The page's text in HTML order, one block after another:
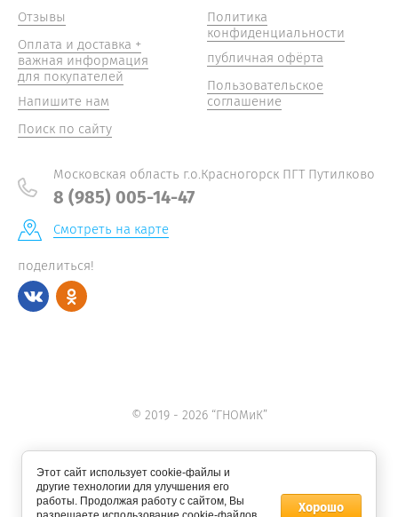
Отзывы
Оплата и доставка +
важная информация
для покупателей
Напишите нам
Поиск по сайту
Политика
конфиденциальности
публичная офёрта
Пользовательское
соглашение
Московская область г.о.Красногорск ПГТ Путилково
8 (985) 005-14-47
Смотреть на карте
поделиться!
© 2019 - 2026 “ГНОМиК”
Этот сайт использует cookie-файлы и
другие технологии для улучшения его
работы. Продолжая работу с сайтом, Вы
Хорошо